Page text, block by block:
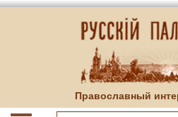
Православный